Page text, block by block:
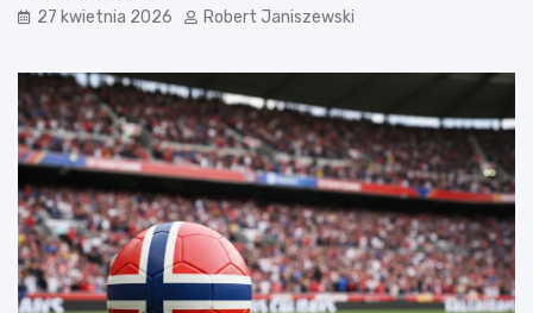
27 kwietnia 2026 Robert Janiszewski